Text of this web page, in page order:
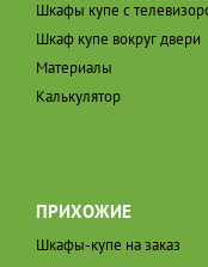
Шкафы купе с
Шкаф купе вокруг двери
Материалы
Калькулятор
ПРИХОЖИЕ
Шкафы-купе на заказ